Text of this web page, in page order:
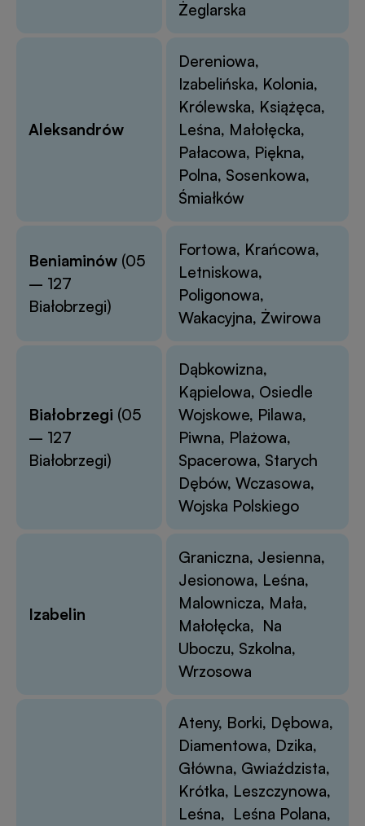
Żeglarska
Aleksandrów
Dereniowa,
Izabelińska, Kolonia,
Królewska, Książęca,
Leśna, Małołęcka,
Pałacowa, Piękna,
Polna, Sosenkowa,
Śmiałków
Beniaminów (05
– 127
Białobrzegi)
Fortowa, Krańcowa,
Letniskowa,
Poligonowa,
Wakacyjna, Żwirowa
Białobrzegi (05
– 127
Białobrzegi)
Dąbkowizna,
Kąpielowa, Osiedle
Wojskowe, Pilawa,
Piwna, Plażowa,
Spacerowa, Starych
Dębów, Wczasowa,
Wojska Polskiego
Izabelin
Graniczna, Jesienna,
Jesionowa, Leśna,
Malownicza, Mała,
Małołęcka, Na
Uboczu, Szkolna,
Wrzosowa
Ateny, Borki, Dębowa,
Diamentowa, Dzika,
Główna, Gwiaździsta,
Krótka, Leszczynowa,
Leśna, Leśna Polana,